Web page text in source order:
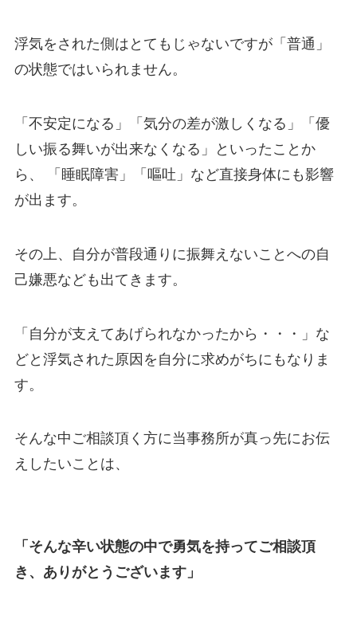
浮気をされた側はとてもじゃないですが「普通」
の状態ではいられません。
「不安定になる」「気分の差が激しくなる」「優
しい振る舞いが出来なくなる」といったことか
ら、 「睡眠障害」「嘔吐」など直接身体にも影響
が出ます。
その上、自分が普段通りに振舞えないことへの自
己嫌悪なども出てきます。
「自分が支えてあげられなかったから・・・」な
どと浮気された原因を自分に求めがちにもなりま
す。
そんな中ご相談頂く方に当事務所が真っ先にお伝
えしたいことは、
「そんな辛い状態の中で勇気を持ってご相談頂
き、ありがとうございます」